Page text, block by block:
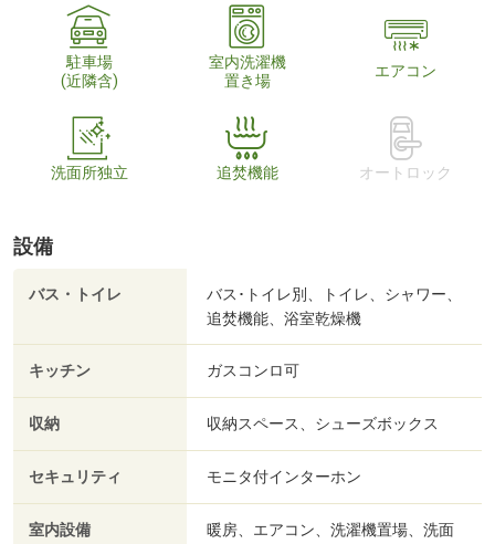
駐車場
(近隣含)
室内洗濯機
置き場
エアコン
洗面所独立 追焚機能 オートロック
設備
バス・トイレ
バス･トイレ別、トイレ、シャワー、
追焚機能、浴室乾燥機
キッチン ガスコンロ可
収納 収納スペース、シューズボックス
セキュリティ モニタ付インターホン
室内設備
暖房、エアコン、洗濯機置場、洗面